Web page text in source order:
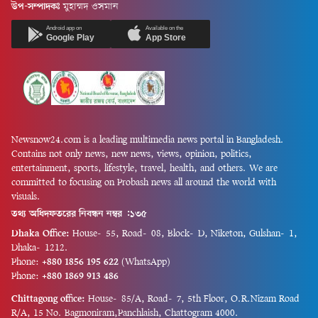
উপ-সম্পাদকঃ মুহাম্মদ ওসমান
Android app on
Google Play
Available on the
App Store
Newsnow24.com is a leading multimedia news portal in Bangladesh.
Contains not only news, new news, views, opinion, politics,
entertainment, sports, lifestyle, travel, health, and others. We are
committed to focusing on Probash news all around the world with
visuals.
তথ্য অধিদফতরের নিবন্ধন নম্বর :১৩৫
Dhaka Office: House-55, Road-08, Block-D, Niketon, Gulshan-1,
Dhaka-1212.
Phone: +880 1856 195 622 (WhatsApp)
Phone: +880 1869 913 486
Chittagong office: House-85/A, Road-7, 5th Floor, O.R.Nizam Road
R/A, 15 No. Bagmoniram,Panchlaish, Chattogram 4000.